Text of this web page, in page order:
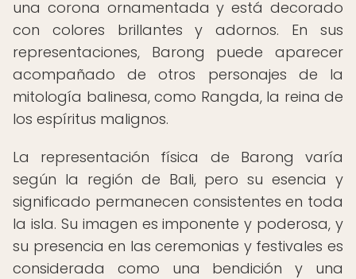
una corona ornamentada y está decorado
con colores brillantes y adornos. En sus
representaciones, Barong puede aparecer
acompañado de otros personajes de la
mitología balinesa, como Rangda, la reina de
los espíritus malignos.
La representación física de Barong varía
según la región de Bali, pero su esencia y
significado permanecen consistentes en toda
la isla. Su imagen es imponente y poderosa, y
su presencia en las ceremonias y festivales es
considerada como una bendición y una